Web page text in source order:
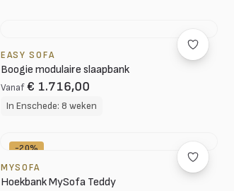
EASY SOFA
Boogie modulaire slaapbank
Vanaf € 1.716,00
In Enschede: 8 weken
-20%
MYSOFA
Hoekbank MySofa Teddy